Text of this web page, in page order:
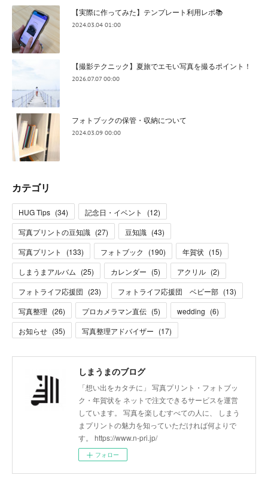
【実際に作ってみた】テンプレート利用レポ📚
2024.03.04 01:00
【撮影テクニック】夏旅でエモい写真を撮るポイント！
2026.07.07 00:00
フォトブックの保管・収納について
2024.03.09 00:00
カテゴリ
HUG Tips (34) 記念日・イベント (12)
写真プリントの豆知識 (27) 豆知識 (43)
写真プリント
(133) フォトブック (190) 年賀状 (15)
しまうまアルバム (25) カレンダー (5) アクリル (2)
フォトライフ応援団 (23) フォトライフ応援団 ベビー部 (13)
写真整理 (26) プロカメラマン直伝 (5) wedding (6)
お知らせ (35) 写真整理アドバイザー (17)
しまうまのブログ
「想い出をカタチに」 写真プリント・フォトブッ
ク・年賀状を ネットで注文できるサービスを運営
しています。 写真を楽しむすべての人に、 しまう
まプリントの魅力を知っていただければ何よりで
す。 https://www.n-pri.jp/
フォロー